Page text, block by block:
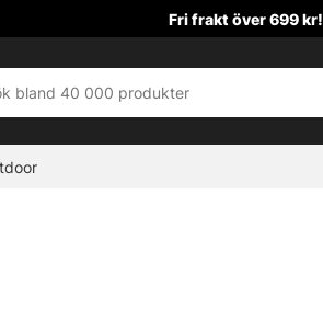
Fri frakt över 699 kr!